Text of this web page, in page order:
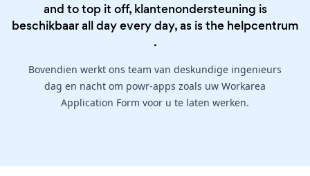
and to top it off, klantenondersteuning is
beschikbaar all day every day, as is the helpcentrum
.
Bovendien werkt ons team van deskundige ingenieurs
dag en nacht om powr-apps zoals uw Workarea
Application Form voor u te laten werken.